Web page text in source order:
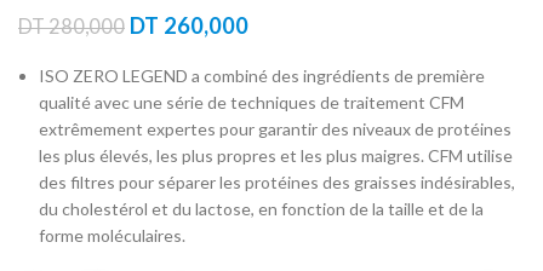
DT280,000 Le
initial
était :
DT 280,000.
DT 260,000Le
actuel
est :
DT 260,000.
ISO ZERO LEGEND a combiné des ingrédients de première
qualité avec une série de techniques de traitement CFM
extrêmement expertes pour garantir des niveaux de protéines
les plus élevés, les plus propres et les plus maigres. CFM utilise
des filtres pour séparer les protéines des graisses indésirables,
du cholestérol et du lactose, en fonction de la taille et de la
forme moléculaires.